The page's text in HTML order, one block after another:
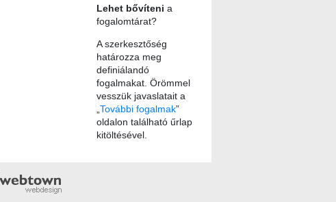
Lehet bővíteni a
fogalomtárat?
A szerkesztőség
határozza meg
definiálandó
fogalmakat. Örömmel
vesszük javaslatait a
További fogalmak”
oldalon található űrlap
kitöltésével.